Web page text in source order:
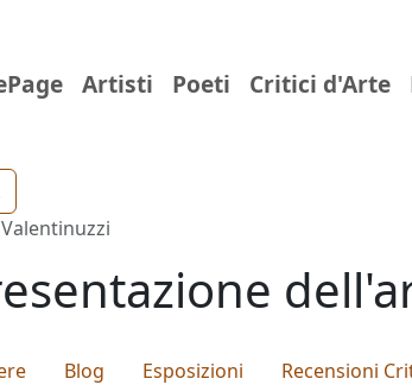
Artisti Poeti Critici d'Arte
Blog Esposizioni Recensioni